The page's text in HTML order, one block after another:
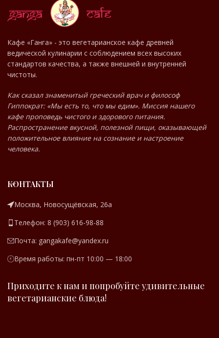
МЕНЮ
РЕСТОРАНА
Кафе «Ганга» - это вегетарианское кафе древней
ведической кулинарии с соблюдением всех высоких
стандартов качества, а также внешней и внутренней
чистоты.
Как сказал знаменитый греческий врач и философ
Гиппократ: «Мы есть то, что мы едим». Миссия нашего
кафе проповедь чистого и здорового питания.
Распространение вкусной, полезной пищи, оказывающей
положительное влияние на сознание и настроение
человека.
КОНТАКТЫ
Москва, Новосущёвская, 26а
Телефон: 8 (903) 616-98-88
Почта: gangakafe@yandex.ru
Время работы: пн-пт 10:00 — 18:00
Приходите к нам и попробуйте удивительные
вегетарианские блюда!